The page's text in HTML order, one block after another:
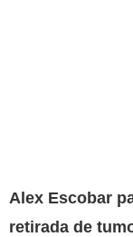
Alex Escobar
retirada de